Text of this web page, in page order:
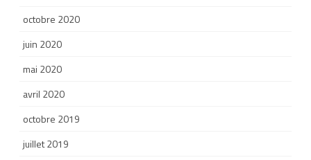
octobre 2020
juin 2020
mai 2020
avril 2020
octobre 2019
juillet 2019